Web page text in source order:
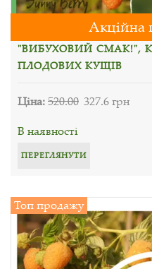
Акційна
"ВИБУХОВИЙ СМАК!",
ПЛОДОВИХ КУЩІВ
Ціна:520.00 327.6 грн
В наявності
ПЕРЕГЛЯНУТИ
Топ продажу